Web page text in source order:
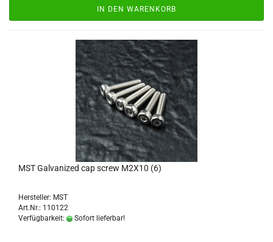
IN DEN WARENKORB
MST Galvanized cap screw M2X10 (6)
Hersteller: MST
Art.Nr.: 110122
Verfügbarkeit:
Sofort lieferbar!